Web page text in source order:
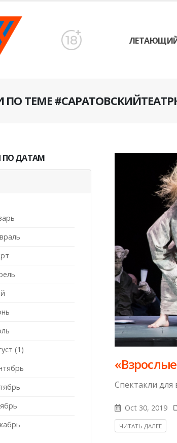
ПО ТЕМЕ
ПО ДАТАМ
(1)
Спектакли для
Oct 30, 2019
ЧИТАТЬ ДАЛЕЕ